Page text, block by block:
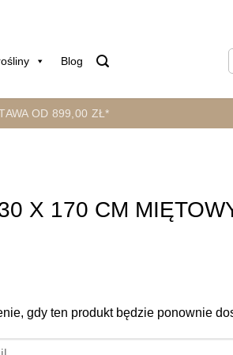
Blog
OD 899,00 ZŁ*
X 170 CM
gdy ten produkt będzie ponownie